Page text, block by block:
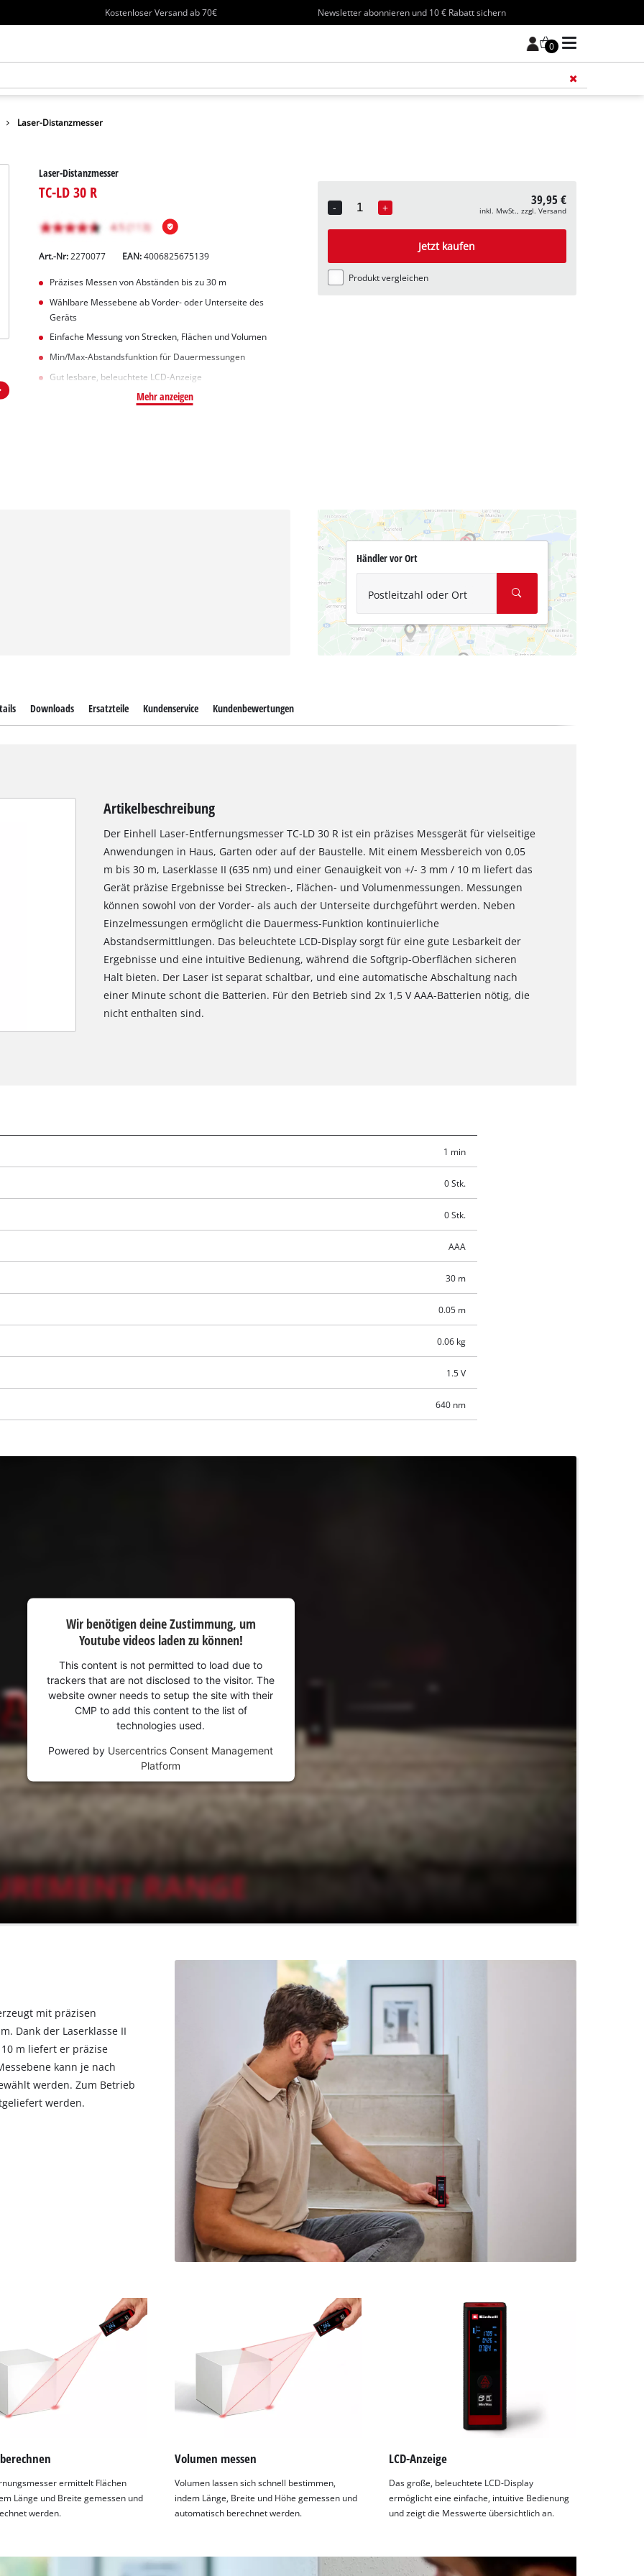
Kostenloser Versand ab 70€ Newsletter abonnieren und 10 € Rabatt sichern
0
Laser-Distanzmesser
Laser-Distanzmesser
TC-LD 30 R
Art.-Nr: 2270077 EAN:4006825675139
Präzises Messen von Abständen bis zu 30 m
Wählbare Messebene ab Vorder- oder Unterseite des
Geräts
Einfache Messung von Strecken, Flächen und Volumen
Min/Max-Abstandsfunktion für Dauermessungen
Gut lesbare, beleuchtete LCD-Anzeige
Mehr anzeigen
-
Quantity
+ 39,95 €
inkl. MwSt., zzgl. Versand
Jetzt kaufen
Produkt vergleichen
Händler vor Ort
Postleitzahl oder Ort
to trackers that are not disclosed to the
the site with their CMP to add this content
to the list of technologies used.
Powered byUsercentrics Consent
Management Platform
Downloads Ersatzteile Kundenservice Kundenbewertungen
Artikelbeschreibung
Der Einhell Laser-Entfernungsmesser TC-LD 30 R ist ein präzises Messgerät für vielseitige
Anwendungen in Haus, Garten oder auf der Baustelle. Mit einem Messbereich von 0,05
m bis 30 m, Laserklasse II (635 nm) und einer Genauigkeit von +/- 3 mm / 10 m liefert das
Gerät präzise Ergebnisse bei Strecken-, Flächen- und Volumenmessungen. Messungen
können sowohl von der Vorder- als auch der Unterseite durchgeführt werden. Neben
Einzelmessungen ermöglicht die Dauermess-Funktion kontinuierliche
Abstandsermittlungen. Das beleuchtete LCD-Display sorgt für eine gute Lesbarkeit der
Ergebnisse und eine intuitive Bedienung, während die Softgrip-Oberflächen sicheren
Halt bieten. Der Laser ist separat schaltbar, und eine automatische Abschaltung nach
einer Minute schont die Batterien. Für den Betrieb sind 2x 1,5 V AAA-Batterien nötig, die
nicht enthalten sind.
1 min
0 Stk.
0 Stk.
AAA
30 m
0.05 m
0.06 kg
1.5 V
640 nm
Wir benötigen deine Zustimmung, um
Youtube videos laden zu können!
This content is not permitted to load due to
trackers that are not disclosed to the visitor. The
website owner needs to setup the site with their
CMP to add this content to the list of
technologies used.
Powered by Usercentrics Consent Management
Platform
mit präzisen
Dank der Laserklasse II
m liefert er präzise
kann je nach
werden. Zum Betrieb
werden.
ermittelt Flächen
Länge und Breite gemessen und
werden.
Volumen messen
Volumen lassen sich schnell bestimmen,
indem Länge, Breite und Höhe gemessen und
automatisch berechnet werden.
LCD-Anzeige
Das große, beleuchtete LCD-Display
ermöglicht eine einfache, intuitive Bedienung
und zeigt die Messwerte übersichtlich an.